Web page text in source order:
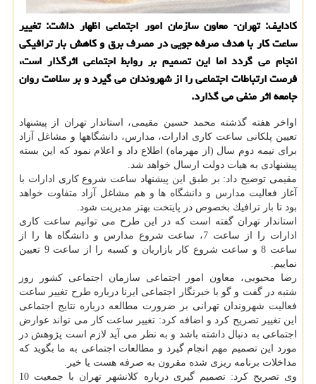
كادایف: تهران- معاون سازمان امور اجتماعی اظهار داشت: تغییر
ساعت كار با هدف صرفه جویی در مصرف برق و كاهش بار ترافیكی
انجام می گردد اما این تصمیم بر روابط اجتماعی اثرگذار است،
فرصت ارتباطات اجتماعی را از شهروندان می گیرد و بر سلامت روان
جامعه اثر منفی می گذارد.
اواخر هفته گذشته محمد حسین مقیمی، استاندار تهران از پیشنهاد
تعیین پلكانی ساعت كاری ادارات، مدارس، دانشگاهها و مشاغل آزاد
برای نیمه دوم سال (از مهرماه) اطلاع داد و اعلام نمود كه این بسته
پیشنهادی به هیات دولت ارسال خواهد شد.
مقیمی توضیح داد: بر طبق این پیشنهاد ساعت شروع كاری ادارات با
آغاز فعالیت مدارس و دانشگاه ها و هم مشاغل آزاد متفاوت خواهد
بود تا بار ترافیك بخصوص در پایتخت بهتر مدیریت شود.
استاندار تهران گفته است كه در این طرح می توانیم ساعت كاری
ادارات را از ساعت 7، ساعت شروع مدارس و دانشگاه ها را از
ساعت 8 و ساعت شروع كار بازاریان و كسبه را از ساعت 9 تعیین
نماییم.
رضا محبوبی، معاون امور اجتماعی سازمان اجتماعی كشور روز
شنبه در گفت و گو با خبرنگار اجتماعی ایرنا درباره طرح تغییر ساعت
فعالیت شهروندان تهرانی بر ضرورت مطالعه درباره نتایج اجتماعی
این تغییر تصریح كرد و اضافه كرد: تغییر ساعت كار می تواند عوارض
اجتماعی به دنبال داشته باشد و به نظر می آید لازم است پژوهش در
مورد این تصمیم مهم انجام گیرد و مطالعات اجتماعی به ما بگوید كه
مداخلات برنامه ریزی شده مقرون به صرفه هست یا خیر.
وی تصریح كرد: تصمیم گیری درباره كلانشهر تهران با جمعیت 10